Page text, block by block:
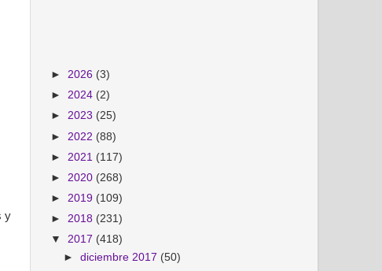
y
► 2026 (3)
► 2024 (2)
► 2023 (25)
► 2022 (88)
► 2021 (117)
► 2020 (268)
► 2019 (109)
► 2018 (231)
▼ 2017 (418)
►diciembre 2017 (50)